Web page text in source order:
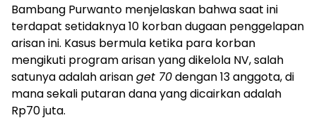
​Bambang Purwanto menjelaskan bahwa saat ini
terdapat setidaknya 10 korban dugaan penggelapan
arisan ini. Kasus bermula ketika para korban
mengikuti program arisan yang dikelola NV, salah
satunya adalah arisanget 70dengan 13 anggota, di
mana sekali putaran dana yang dicairkan adalah
Rp70 juta.